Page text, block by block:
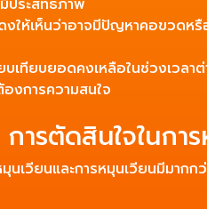
ประสิทธิภาพ
ให้เห็นว่าอาจมีปัญหาคอขวดห
ยบเทียบยอดคงเหลือในช่วงเว
งการความสนใจ
ารตัดสินใจในกา
มุนเวียนและการหมุนเวียนมีม